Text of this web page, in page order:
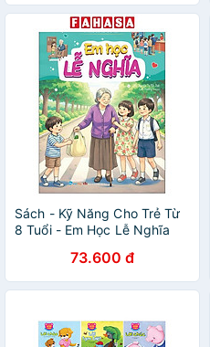
Sách - Kỹ Năng Cho Trẻ Từ
8 Tuổi - Em Học Lễ Nghĩa
73.600 đ